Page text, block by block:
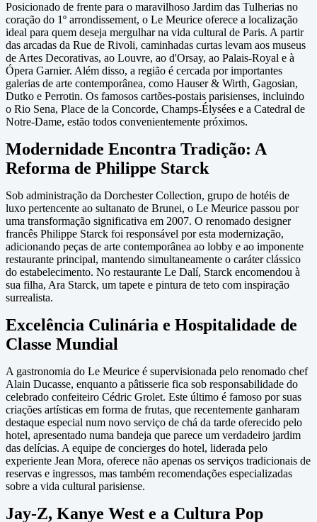
Posicionado de frente para o maravilhoso Jardim das Tulherias no
coração do 1º arrondissement, o Le Meurice oferece a localização
ideal para quem deseja mergulhar na vida cultural de Paris. A partir
das arcadas da Rue de Rivoli, caminhadas curtas levam aos museus
de Artes Decorativas, ao Louvre, ao d'Orsay, ao Palais-Royal e à
Ópera Garnier. Além disso, a região é cercada por importantes
galerias de arte contemporânea, como Hauser & Wirth, Gagosian,
Dutko e Perrotin. Os famosos cartões-postais parisienses, incluindo
o Rio Sena, Place de la Concorde, Champs-Élysées e a Catedral de
Notre-Dame, estão todos convenientemente próximos.
Modernidade Encontra Tradição: A
Reforma de Philippe Starck
Sob administração da Dorchester Collection, grupo de hotéis de
luxo pertencente ao sultanato de Brunei, o Le Meurice passou por
uma transformação significativa em 2007. O renomado designer
francês Philippe Starck foi responsável por esta modernização,
adicionando peças de arte contemporânea ao lobby e ao imponente
restaurante principal, mantendo simultaneamente o caráter clássico
do estabelecimento. No restaurante Le Dalí, Starck encomendou à
sua filha, Ara Starck, um tapete e pintura de teto com inspiração
surrealista.
Excelência Culinária e Hospitalidade de
Classe Mundial
A gastronomia do Le Meurice é supervisionada pelo renomado chef
Alain Ducasse, enquanto a pâtisserie fica sob responsabilidade do
celebrado confeiteiro Cédric Grolet. Este último é famoso por suas
criações artísticas em forma de frutas, que recentemente ganharam
destaque especial num novo serviço de chá da tarde oferecido pelo
hotel, apresentado numa bandeja que parece um verdadeiro jardim
das delícias. A equipe de concierges do hotel, liderada pelo
experiente Jean Mora, oferece não apenas os serviços tradicionais de
reservas e ingressos, mas também recomendações especializadas
sobre a vida cultural parisiense.
Jay-Z, Kanye West e a Cultura Pop